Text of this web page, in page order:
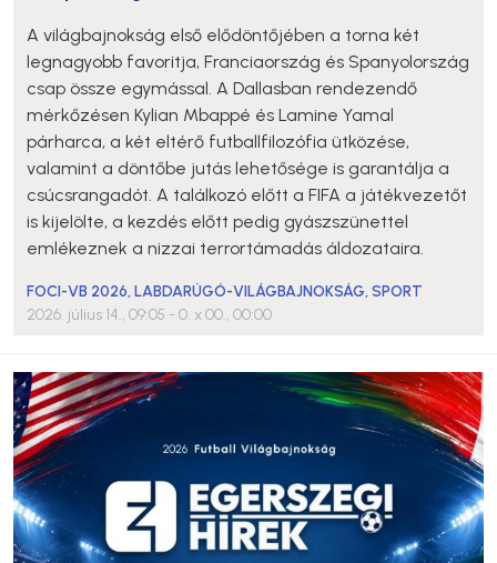
A világbajnokság első elődöntőjében a torna két
legnagyobb favoritja, Franciaország és Spanyolország
csap össze egymással. A Dallasban rendezendő
mérkőzésen Kylian Mbappé és Lamine Yamal
párharca, a két eltérő futballfilozófia ütközése,
valamint a döntőbe jutás lehetősége is garantálja a
csúcsrangadót. A találkozó előtt a FIFA a játékvezetőt
is kijelölte, a kezdés előtt pedig gyászszünettel
emlékeznek a nizzai terrortámadás áldozataira.
FOCI-VB 2026,LABDARÚGÓ-VILÁGBAJNOKSÁG,SPORT
2026. július 14., 09:05 - 0. x 00., 00:00